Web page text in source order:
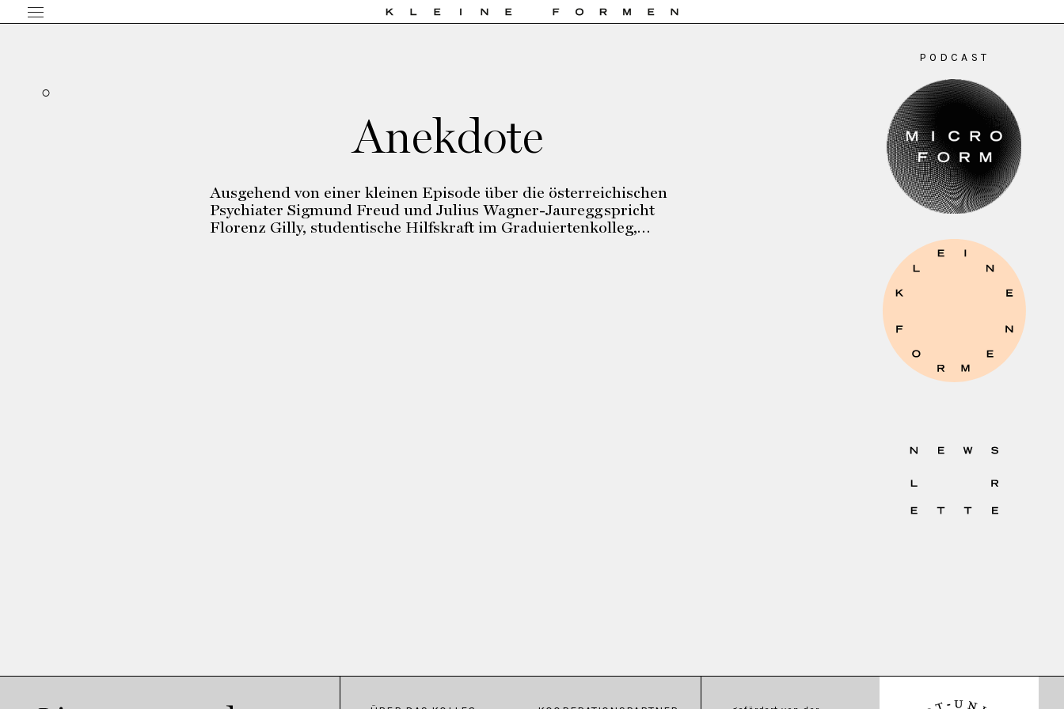
Anekdote
Ausgehend von einer kleinen Episode über die österreichischen
Psychiater Sigmund Freud und Julius Wagner-Jauregg spricht
Florenz Gilly, studentische Hilfskraft im Graduiertenkolleg,…
PODCAST